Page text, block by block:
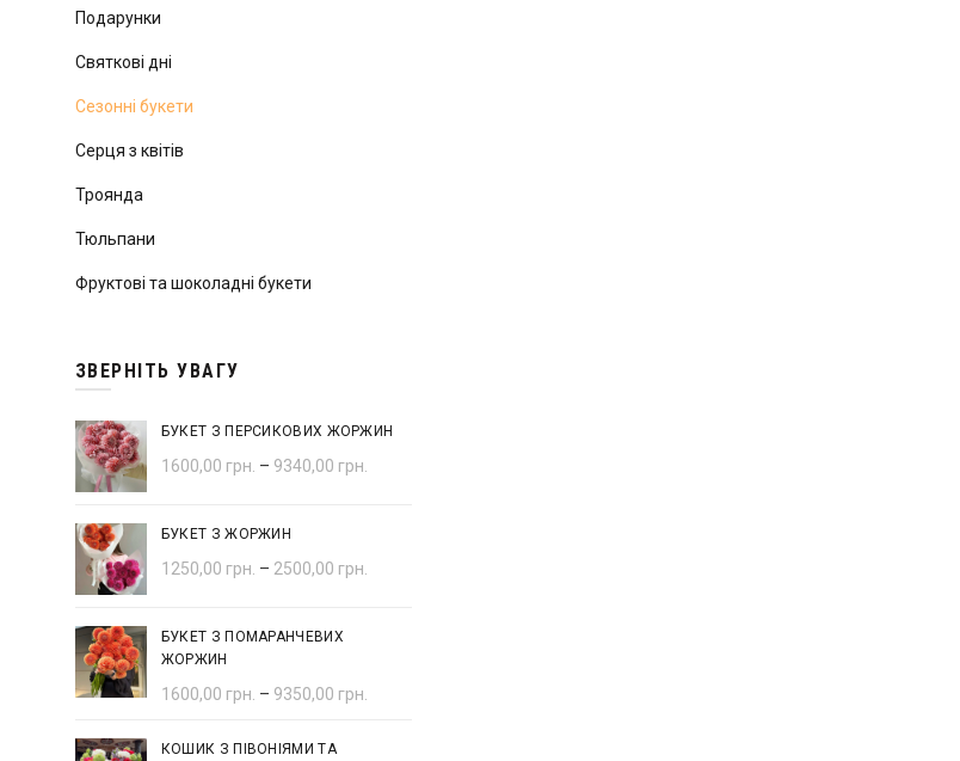
Подарунки
Святкові дні
Сезонні букети
Серця з квітів
Троянда
Тюльпани
Фруктові та шоколадні букети
ЗВЕРНІТЬ УВАГУ
БУКЕТ З ПЕРСИКОВИХ ЖОРЖИН
1600,00 грн. – 9340,00 грн.
БУКЕТ З ЖОРЖИН
1250,00 грн. – 2500,00 грн.
БУКЕТ З ПОМАРАНЧЕВИХ
ЖОРЖИН
1600,00 грн. – 9350,00 грн.
КОШИК З ПІВОНІЯМИ ТА